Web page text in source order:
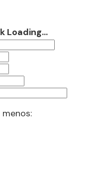
Loading...